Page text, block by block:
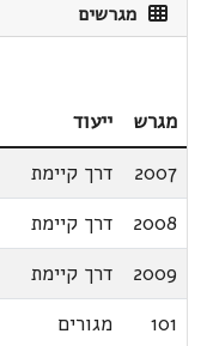
מגרשים
מגרש ייעוד
2007
דרך קיימת
2008
דרך קיימת
2009
דרך קיימת
101
מגורים